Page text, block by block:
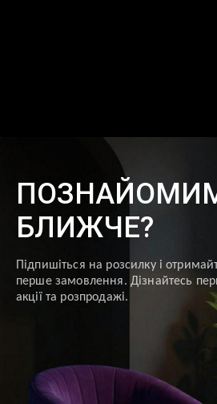
БЛИЖЧЕ?
Підпишіться на розсилку і
перше замовлення. Дізнайтесь
акції та розпродажі.